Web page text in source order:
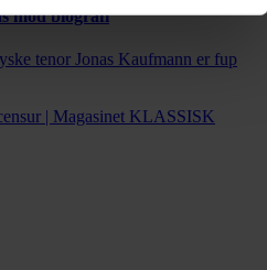
mod biografi
tenor Jonas Kaufmann er fup